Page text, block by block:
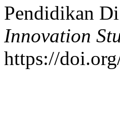
Pendidikan
Innovation
https://